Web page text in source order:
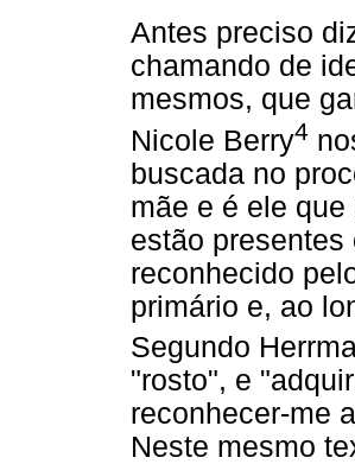
Antes preciso
chamando de
mesmos, que
Nicole Berry4
buscada no
mãe e é ele
estão
reconhecido
primário e, ao
Segundo
"rosto", e
reconhecer-me
Neste mesmo